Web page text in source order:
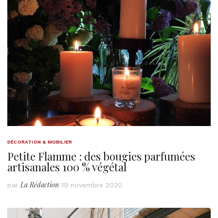
DÉCORATION & MOBILIER
Petite Flamme : des bougies parfumées
artisanales 100 % végétal
parLa Rédaction 19 novembre 2020